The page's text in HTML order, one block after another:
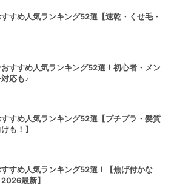
すすめ人気ランキング52選【速乾・くせ毛・
すすめ人気ランキング52選！初心者・メン
応も♪
すめ人気ランキング52選【プチプラ・髪質
も！】
すめ人気ランキング52選！【焦げ付かな
最新】